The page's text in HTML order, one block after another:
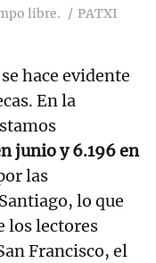
libre.
PATXI
hace evidente
En la
junio y 6.196 en
las
lo que
los lectores
Francisco, el